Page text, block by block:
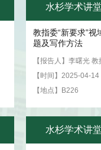
水杉学术讲
教指委“新要求”
题及写作方法
【报告人】李曙光 教
【时间】2025-04-
【地点】B226
水杉学术讲